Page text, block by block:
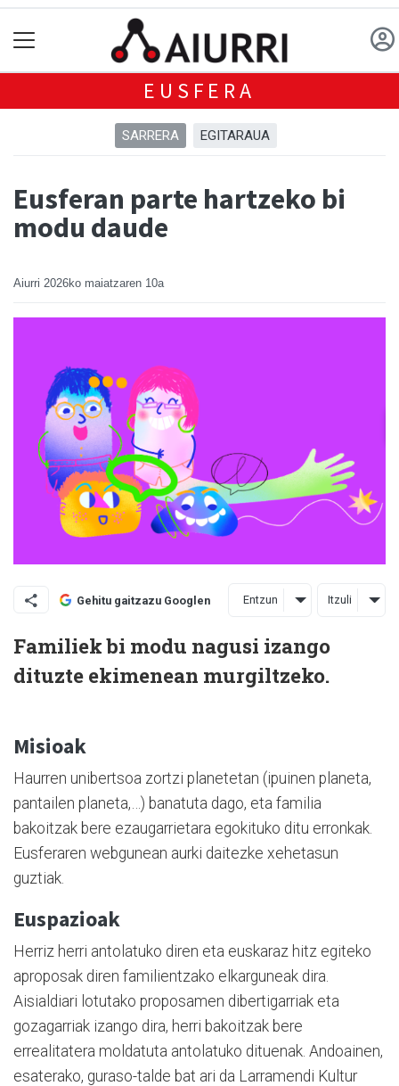
EUSFERA
SARRERA EGITARAUA
Eusferan parte hartzeko bi
modu daude
Aiurri 2026ko maiatzaren 10a
Gehitu gaitzazu Googlen Entzun Itzuli
Familiek bi modu nagusi izango
dituzte ekimenean murgiltzeko.
Misioak
Haurren unibertsoa zortzi planetetan (ipuinen planeta,
pantailen planeta,…) banatuta dago, eta familia
bakoitzak bere ezaugarrietara egokituko ditu erronkak.
Eusferaren webgunean aurki daitezke xehetasun
guztiak.
Euspazioak
Herriz herri antolatuko diren eta euskaraz hitz egiteko
aproposak diren familientzako elkarguneak dira.
Aisialdiari lotutako proposamen dibertigarriak eta
gozagarriak izango dira, herri bakoitzak bere
errealitatera moldatuta antolatuko dituenak. Andoainen,
esaterako, guraso-talde bat ari da Larramendi Kultur